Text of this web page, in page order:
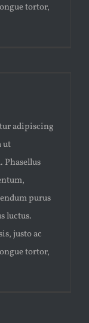
tortor,
adipiscing
ut
Phasellus
purus
luctus.
justo ac
tortor,